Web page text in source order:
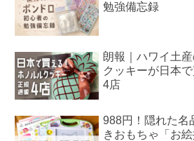
勉強備忘録
朗報｜ハワイ土
クッキーが日本
4店
988円！隠れた名
きおもちゃ「お